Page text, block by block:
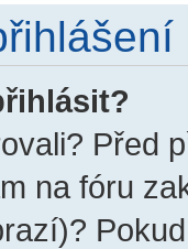
Před
na fóru